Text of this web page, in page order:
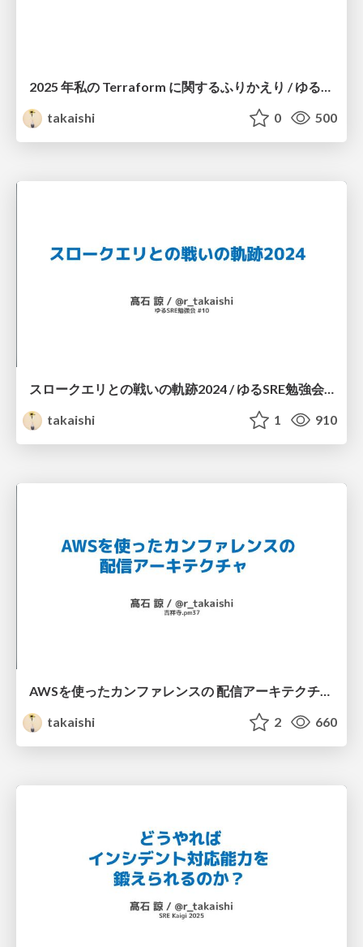
takaishi
0 500
スロークエリとの戦いの軌跡2024 / ゆるSRE勉強会 #10
takaishi
1 910
AWSを使ったカンファレンスの 配信アーキテクチャ - 吉祥寺.pm37
takaishi
2 660